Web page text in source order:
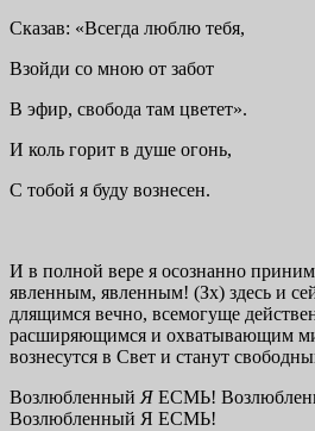
Сказав: «Всегда люблю тебя,
Взойди со мною от забот
В эфир, свобода там цветет».
И коль горит в душе огонь,
С тобой я буду вознесен.
И в полной вере я осознанно
явленным, явленным! (Зх) здесь и
длящимся вечно, всемогуще
расширяющимся и охватывающим
вознесутся в Свет и станут
ВозлюбленныйЯ ЕСМЬ!
Возлюбленный Я ЕСМЬ!